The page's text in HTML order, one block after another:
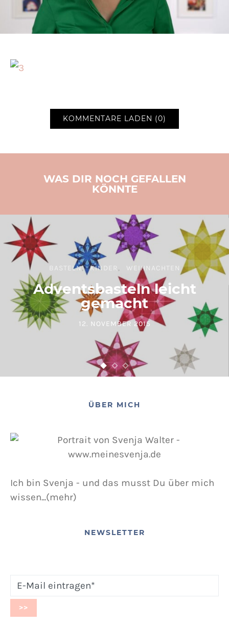
KOMMENTARE LADEN (0)
WAS DIR NOCH GEFALLEN
KÖNNTE
BASTELN KINDER WEIHNACHTEN
Adventsbasteln leicht
gemacht
POSTED ON
12. NOVEMBER 2015
ÜBER MICH
Ich bin Svenja - und das musst Du über mich
wissen...(mehr)
NEWSLETTER